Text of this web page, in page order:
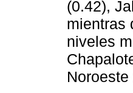
(0.42),
mientras
niveles